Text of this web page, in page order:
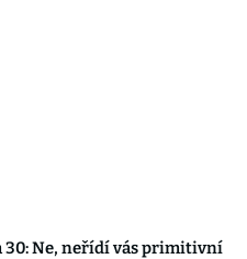
30: Ne, neřídí vás primitivní